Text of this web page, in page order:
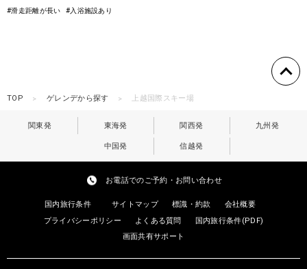
#滑走距離が長い #入浴施設あり
TOP ゲレンデから探す 上越国際スキー場
関東発 東海発 関西発 九州発
中国発 信越発
お電話でのご予約・お問い合わせ
国内旅行条件 サイトマップ 標識・約款
会社概要
プライバシーポリシー
よくある質問
国内旅行条件(PDF)
画面共有サポート